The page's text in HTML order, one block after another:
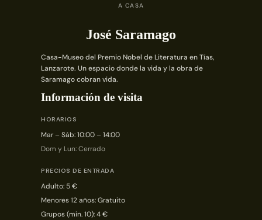
A CASA
José Saramago
Casa-Museo del Premio Nobel de Literatura en Tías,
Lanzarote. Un espacio donde la vida y la obra de
Saramago cobran vida.
Información de visita
HORARIOS
Mar – Sáb: 10:00 – 14:00
Dom y Lun: Cerrado
PRECIOS DE ENTRADA
Adulto: 5 €
Menores 12 años: Gratuito
Grupos (min. 10): 4 €